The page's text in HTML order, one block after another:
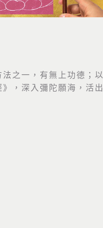
之一，有無上功德；以
，深入彌陀願海，活出